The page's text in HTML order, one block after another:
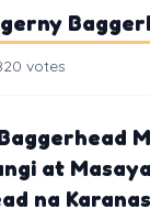
votes
at
na